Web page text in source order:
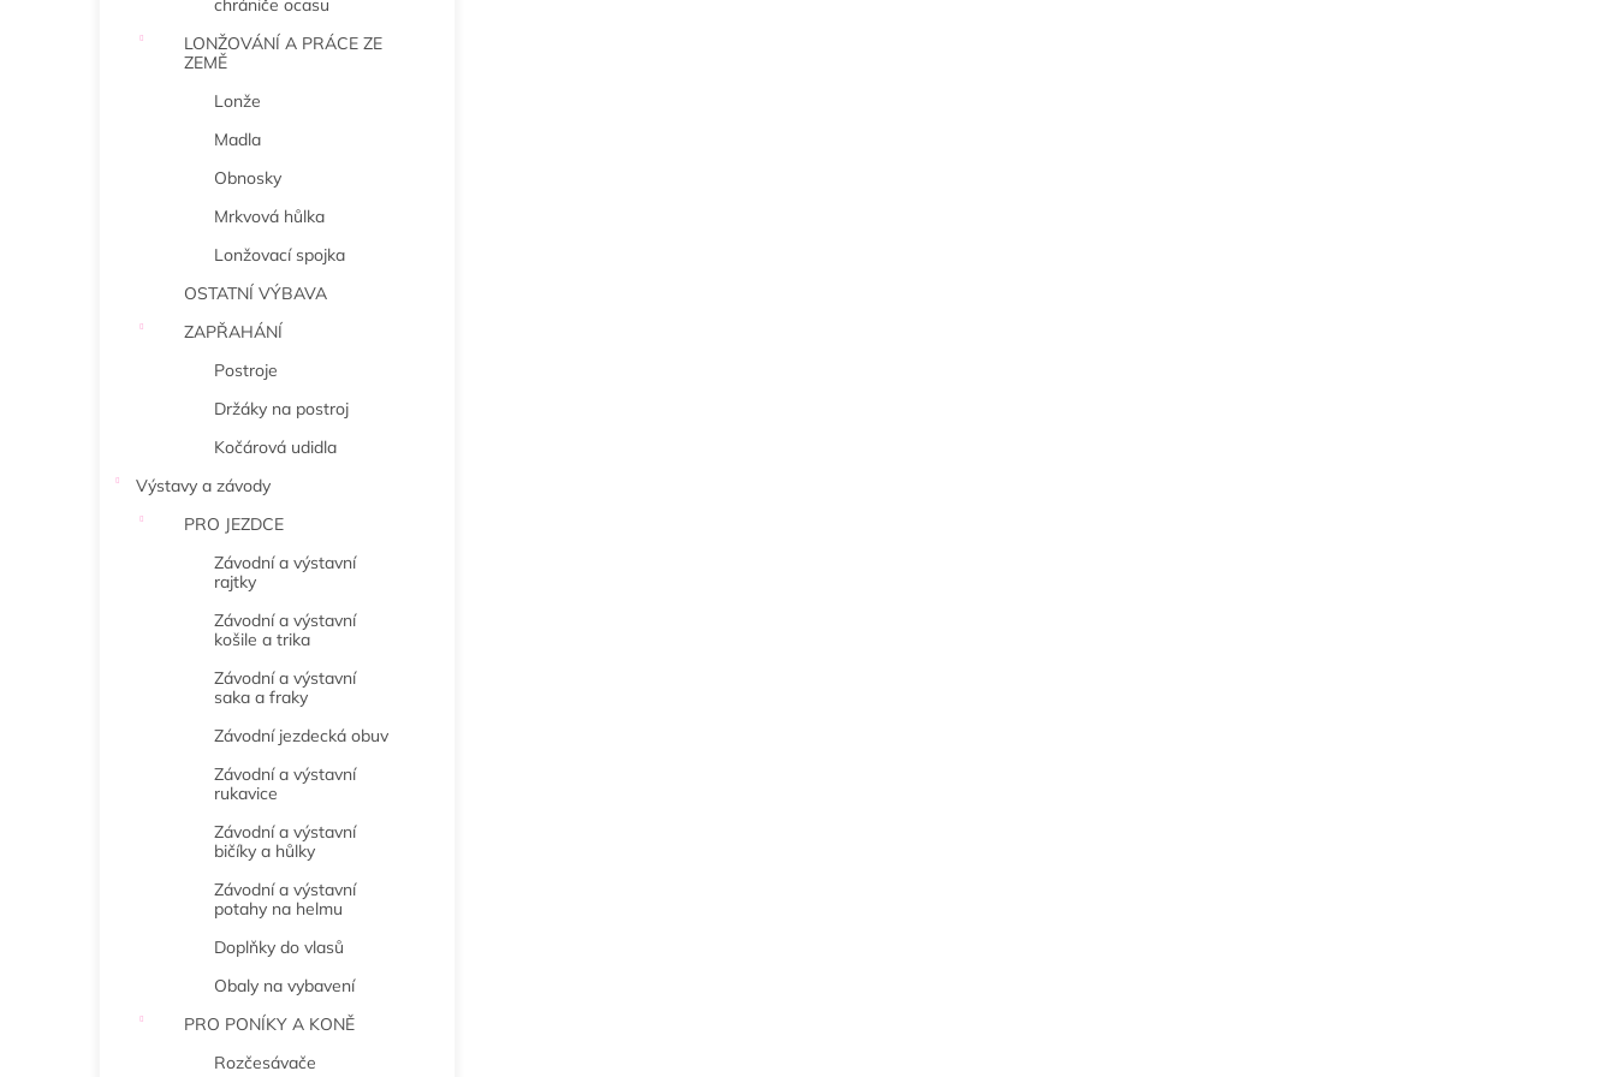
chrániče ocasu
LONŽOVÁNÍ A PRÁCE ZE
ZEMĚ
Lonže
Madla
Obnosky
Mrkvová hůlka
Lonžovací spojka
OSTATNÍ VÝBAVA
ZAPŘAHÁNÍ
Postroje
Držáky na postroj
Kočárová udidla
Výstavy a závody
PRO JEZDCE
Závodní a výstavní
rajtky
Závodní a výstavní
košile a trika
Závodní a výstavní
saka a fraky
Závodní jezdecká obuv
Závodní a výstavní
rukavice
Závodní a výstavní
bičíky a hůlky
Závodní a výstavní
potahy na helmu
Doplňky do vlasů
Obaly na vybavení
PRO PONÍKY A KONĚ
Rozčesávače